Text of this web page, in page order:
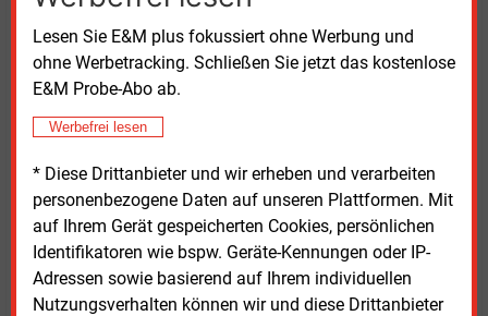
Lesen Sie E&M plus fokussiert ohne Werbung und
ohne Werbetracking. Schließen Sie jetzt das kostenlose
E&M Probe-Abo ab.
Werbefrei lesen
* Diese Drittanbieter und wir erheben und verarbeiten
personenbezogene Daten auf unseren Plattformen. Mit
auf Ihrem Gerät gespeicherten Cookies, persönlichen
Identifikatoren wie bspw. Geräte-Kennungen oder IP-
Adressen sowie basierend auf Ihrem individuellen
Nutzungsverhalten können wir und diese Drittanbieter
die gegenwärtigen geopolitischen Auswirkungen auf
die Energiemärkte. „Die aktuelle Krise zeigt, dass ein
Fokus auf Gas in der Stromproduktion – wie ihn die
Kraftwerksstrategie setzt – geeignet ist, Strom- und
erhöhen.“ Sie plädiert für technologische Vielfalt. Das
stärke die „Versorgungs- und Preissicherheit“.
Die 135 Seiten umfassende Studie mit dem Titel
„Erforderlichkeit und Geeignetheit von
Kapazitätsmechanismen“ steht auf der Internetseite